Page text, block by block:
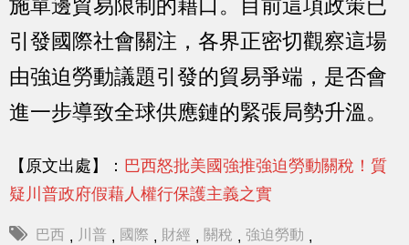
施單邊貿易限制的藉口。目前這項政策已
引發國際社會關注，各界正密切觀察這場
由強迫勞動議題引發的貿易爭端，是否會
進一步導致全球供應鏈的緊張局勢升溫。
【原文出處】： 巴西怒批美國強推強迫勞動關稅！質
疑川普政府假藉人權行保護主義之實
巴西 , 川普 , 國際 , 財經 , 關稅 , 強迫勞動 ,